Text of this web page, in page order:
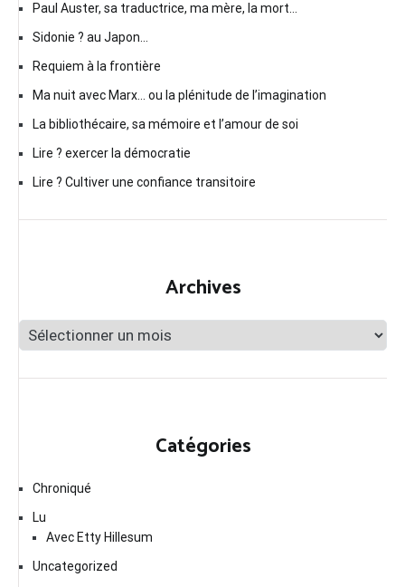
Paul Auster, sa traductrice, ma mère, la mort…
Sidonie ? au Japon…
Requiem à la frontière
Ma nuit avec Marx… ou la plénitude de l’imagination
La bibliothécaire, sa mémoire et l’amour de soi
Lire ? exercer la démocratie
Lire ? Cultiver une confiance transitoire
Archives
Archives
Catégories
Chroniqué
Lu
Avec Etty Hillesum
Uncategorized